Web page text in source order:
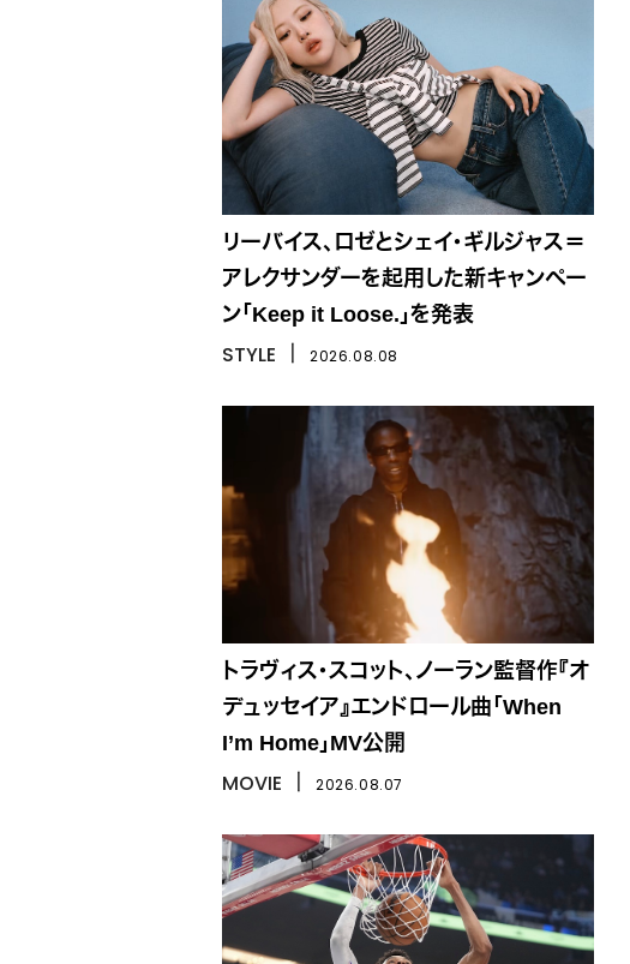
リーバイス、ロゼとシェイ・ギルジャス＝
アレクサンダーを起用した新キャンペー
ン「Keep it Loose.」を発表
STYLE 2026.08.08
トラヴィス・スコット、ノーラン監督作『オ
デュッセイア』エンドロール曲「When
I’m Home」MV公開
MOVIE 2026.08.07